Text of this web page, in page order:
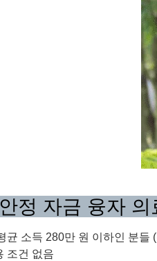
정 자금 융자
균 소득 280만 원 이하인 분들
조건 없음